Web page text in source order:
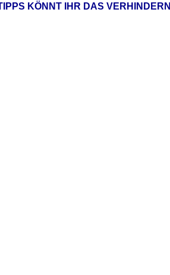
KÖNNT IHR DAS VERHINDERN